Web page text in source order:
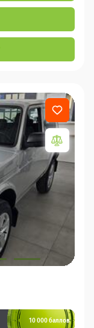
10 000 баллов